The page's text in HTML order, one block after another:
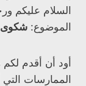
السلام عليكم
الموضوع: شكوى
أود أن أقدم
الممارسات